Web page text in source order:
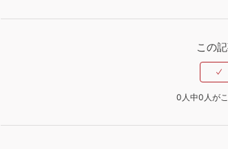
この
0人中0人が